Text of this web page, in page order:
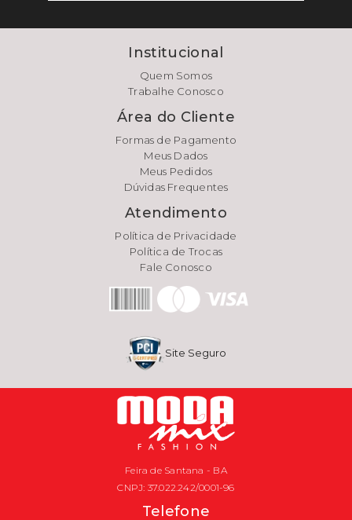
Institucional
Quem Somos
Trabalhe Conosco
Área do Cliente
Formas de Pagamento
Meus Dados
Meus Pedidos
Dúvidas Frequentes
Atendimento
Política de Privacidade
Política de Trocas
Fale Conosco
Site Seguro
Feira de Santana - BA
CNPJ: 37.022.242/0001-96
Telefone